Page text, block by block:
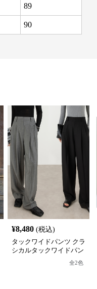
89
90
¥8,480 (税込)
タックワイドパンツ クラ
シカルタックワイドパン
全2色